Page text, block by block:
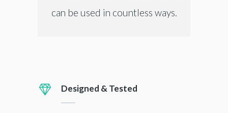
can be used in countless ways.
Designed & Tested